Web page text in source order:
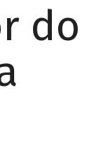
do